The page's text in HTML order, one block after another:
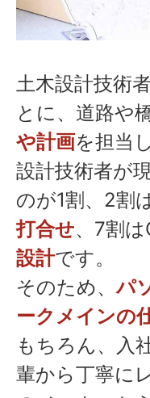
08:30〜
09:00〜
10:00〜
12:00〜
13:00〜
16:00〜
17:00〜
土木設計技術
とに、道路や
や計画を担当
設計技術者が
のが1割、2割
打合せ、7割
設計です。
そのため、パ
ークメインの
もちろん、入
輩から丁寧に